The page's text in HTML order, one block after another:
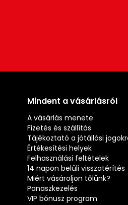
Mindent a vásárlásról
A vásárlás menete
Fizetés és szállítás
Tájékoztató a jótállási
Értékesítési helyek
Felhasználási feltételek
14 napon belüli visszatérítés
Miért vásároljon tőlünk?
Panaszkezelés
VIP bónusz program